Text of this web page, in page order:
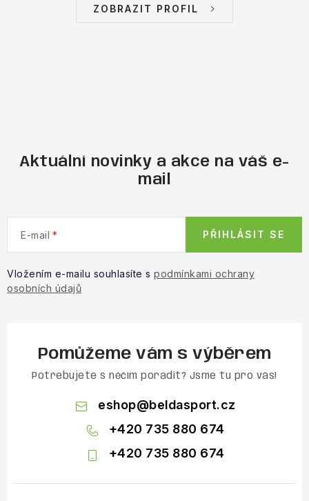
ZOBRAZIT PROFIL
Aktuální novinky a akce na váš e-
mail
E-mail
Vložením e-mailu souhlasíte s podmínkami ochrany
osobních údajů
PŘIHLÁSIT SE
Pomůžeme vám s výběrem
Potřebujete s něčím poradit? Jsme tu pro vás!
eshop@beldasport.cz
+420 735 880 674
+420 735 880 674